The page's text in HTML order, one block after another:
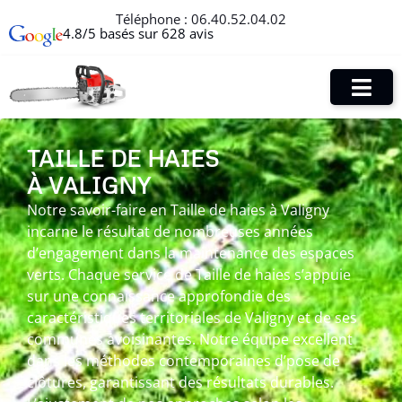
Téléphone : 06.40.52.04.02
4.8/5 basés sur 628 avis
TAILLE DE HAIES
À VALIGNY
Notre savoir-faire en Taille de haies à Valigny
incarne le résultat de nombreuses années
d’engagement dans la maintenance des espaces
verts. Chaque service de Taille de haies s’appuie
sur une connaissance approfondie des
caractéristiques territoriales de Valigny et de ses
communes avoisinantes. Notre équipe excellent
dans les méthodes contemporaines d’pose de
clôtures, garantissant des résultats durables.